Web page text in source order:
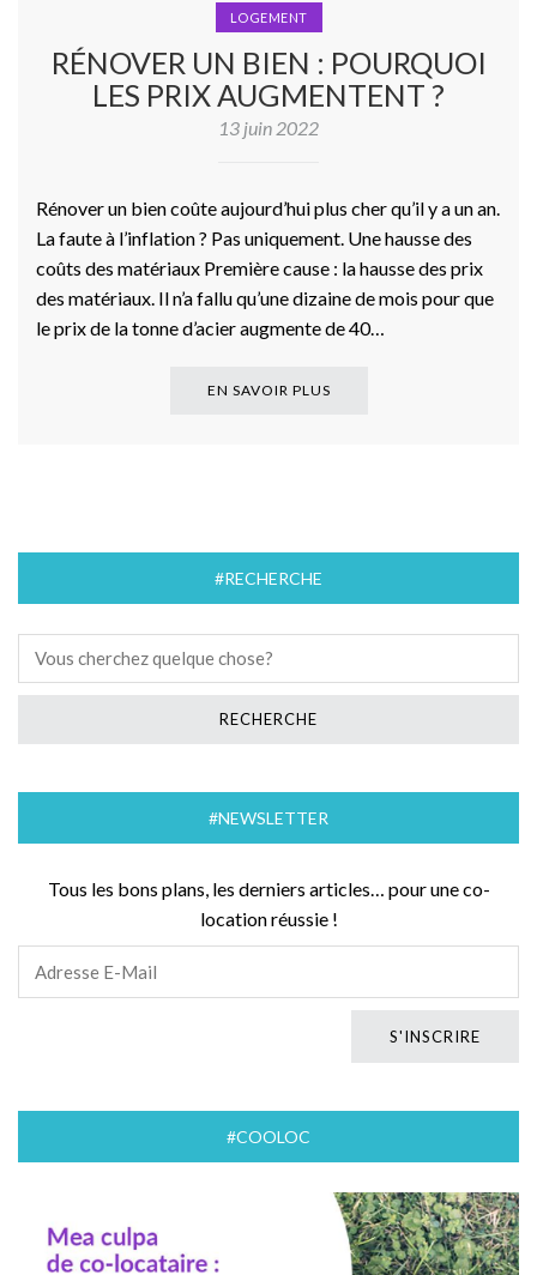
LOGEMENT
RÉNOVER UN BIEN : POURQUOI
LES PRIX AUGMENTENT ?
13 juin 2022
Rénover un bien coûte aujourd’hui plus cher qu’il y a un an.
La faute à l’inflation ? Pas uniquement. Une hausse des
coûts des matériaux Première cause : la hausse des prix
des matériaux. Il n’a fallu qu’une dizaine de mois pour que
le prix de la tonne d’acier augmente de 40…
EN SAVOIR PLUS
#RECHERCHE
#NEWSLETTER
Tous les bons plans, les derniers articles… pour une co-
location réussie !
#COOLOC